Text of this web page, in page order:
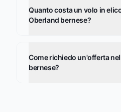
Quanto costa un volo in
Oberland bernese?
Come richiedo un'offerta
bernese?